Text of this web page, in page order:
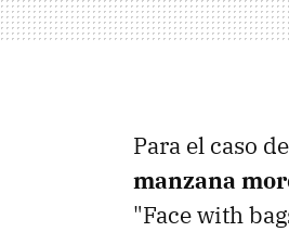
Para el caso
manzana
"Face with